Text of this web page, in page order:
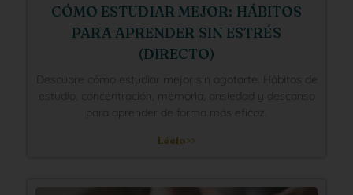
CÓMO ESTUDIAR MEJOR: HÁBITOS
PARA APRENDER SIN ESTRÉS
(DIRECTO)
Descubre cómo estudiar mejor sin agotarte. Hábitos de
estudio, concentración, memoria, ansiedad y descanso
para aprender de forma más eficaz.
Léelo>>